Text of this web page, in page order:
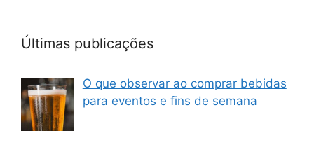
Últimas publicações
O que observar ao comprar bebidas
para eventos e fins de semana